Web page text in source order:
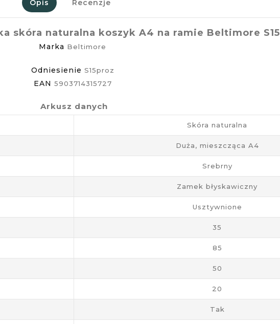
Opis Recenzje
skóra naturalna koszyk A4 na ramie Beltimore S15
Marka Beltimore
Odniesienie S15proz
EAN 5903714315727
Arkusz danych
Skóra naturalna
Duża, mieszcząca A4
Srebrny
Zamek błyskawiczny
Usztywnione
35
85
50
20
Tak